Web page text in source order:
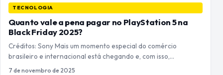
TECNOLOGIA
Quanto vale a pena pagar no PlayStation 5 na
Black Friday 2025?
Créditos: Sony Mais um momento especial do comércio
brasileiro e internacional está chegando e, com isso,…
7 de novembro de 2025